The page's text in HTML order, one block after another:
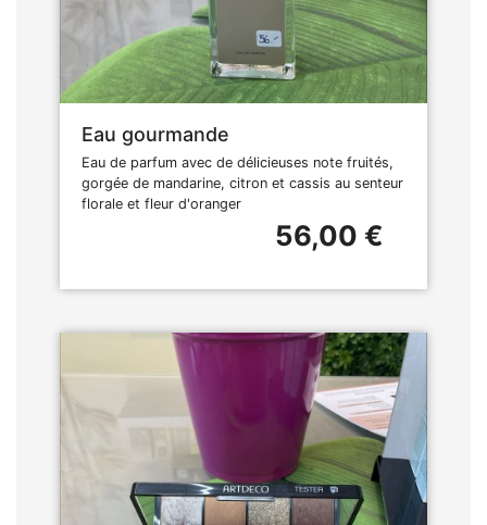
Eau gourmande
Eau de parfum avec de délicieuses note fruités,
gorgée de mandarine, citron et cassis au senteur
florale et fleur d'oranger
56,00 €